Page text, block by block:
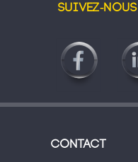
Suivez-nous
Contact